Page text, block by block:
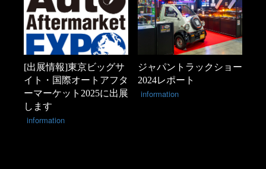
[出展情報]東京ビッグサ
イト・国際オートアフタ
ーマーケット2025に出展
します
information
ジャパントラックショー
2024レポート
information